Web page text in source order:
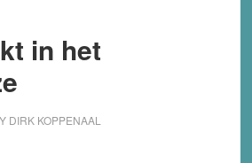
in het
DIRK KOPPENAAL